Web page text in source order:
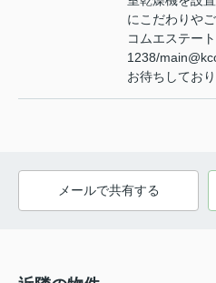
にこだわりや
コムエステー
1238/
お待ちしており
メールで共有する